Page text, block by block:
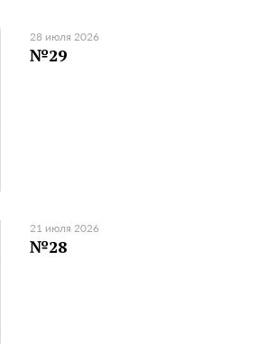
28 июля 2026
№29
21 июля 2026
№28